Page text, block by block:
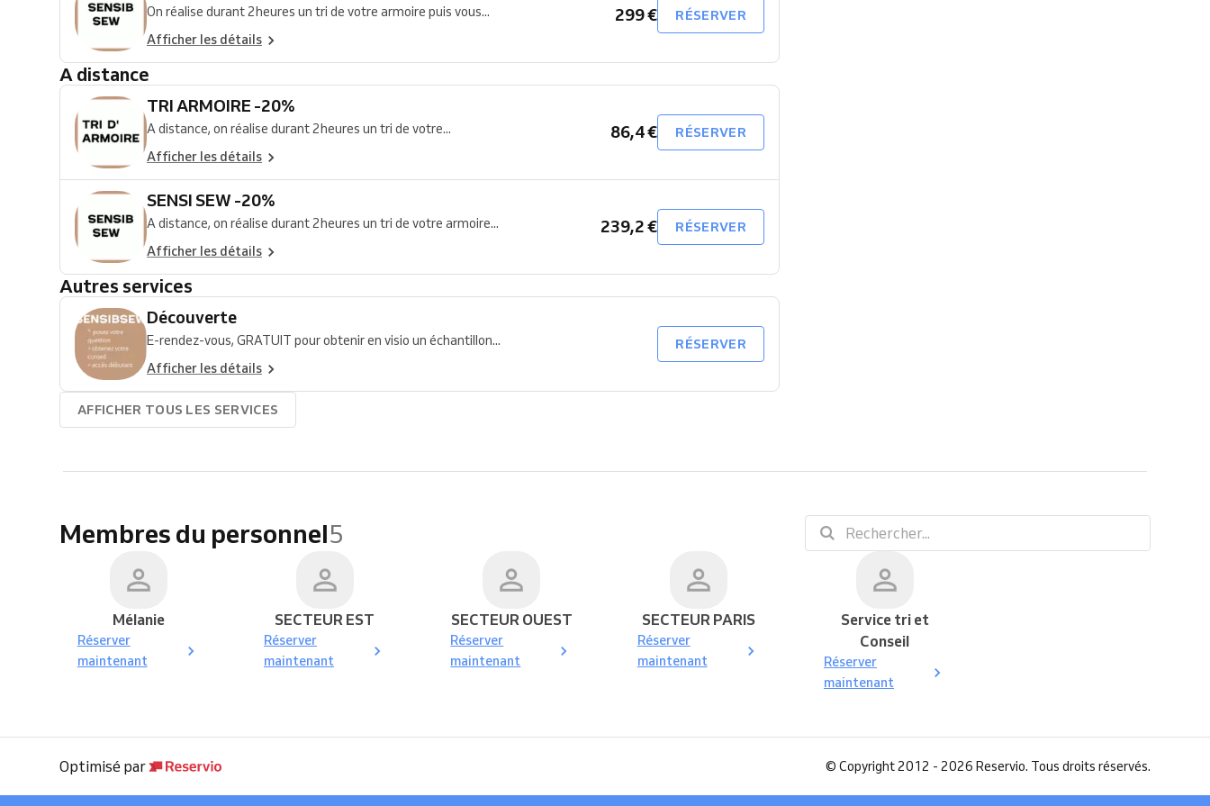
On réalise durant 2heures un tri de votre armoire puis vous...
Afficher les détails
299 € RÉSERVER
A distance
TRI ARMOIRE -20%
A distance, on réalise durant 2heures un tri de votre...
Afficher les détails
86,4 € RÉSERVER
SENSI SEW -20%
A distance, on réalise durant 2heures un tri de votre armoire...
Afficher les détails
239,2 € RÉSERVER
Autres services
Découverte
E-rendez-vous, GRATUIT pour obtenir en visio un échantillon...
Afficher les détails
RÉSERVER
AFFICHER TOUS LES SERVICES
Membres du personnel5
Mélanie
Réserver
maintenant
SECTEUR EST
Réserver
maintenant
SECTEUR OUEST
Réserver
maintenant
SECTEUR PARIS
Réserver
maintenant
Service tri et
Conseil
Réserver
maintenant
Optimisé par © Copyright 2012 - 2026 Reservio. Tous droits réservés.